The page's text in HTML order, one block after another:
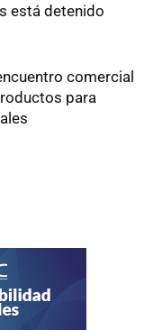
está detenido
comercial
para